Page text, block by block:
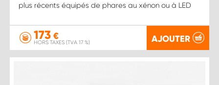
plus récents équipés de phares au xénon ou à LED
173 €
HORS TAXES (TVA 17 %) AJOUTER